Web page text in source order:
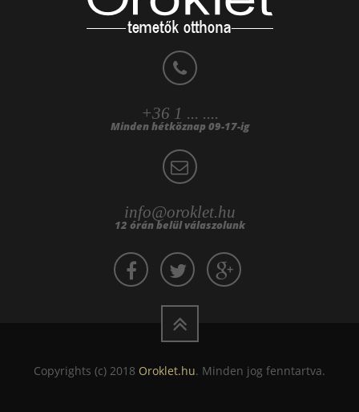
+36 1 ... ....
Minden hétköznap 09-17-ig
info@oroklet.hu
12 órán belül válaszolunk
Copyrights (c) 2018 Oroklet.hu. Minden jog fenntartva.